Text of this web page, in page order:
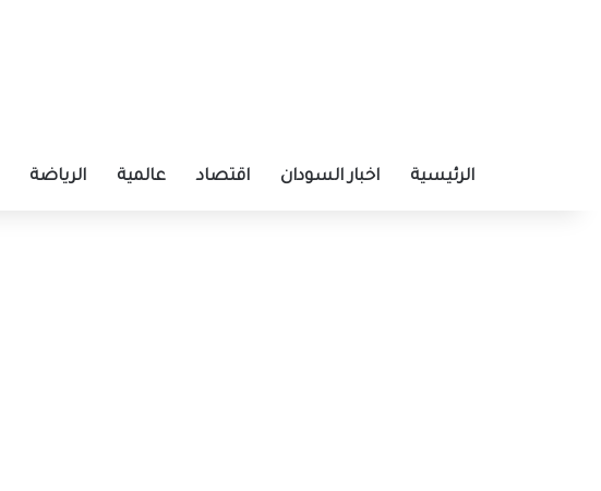
الرئيسية اخبار السودان اقتصاد عالمية الرياضة